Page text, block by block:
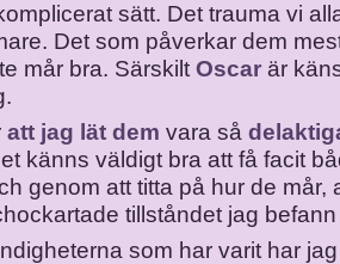
sätt. Det trauma vi
Det som påverkar dem
mår bra. Särskilt Oscar är
att jag lät dem vara så
känns väldigt bra att få facit
genom att titta på hur de mår,
tillståndet jag
som har varit har